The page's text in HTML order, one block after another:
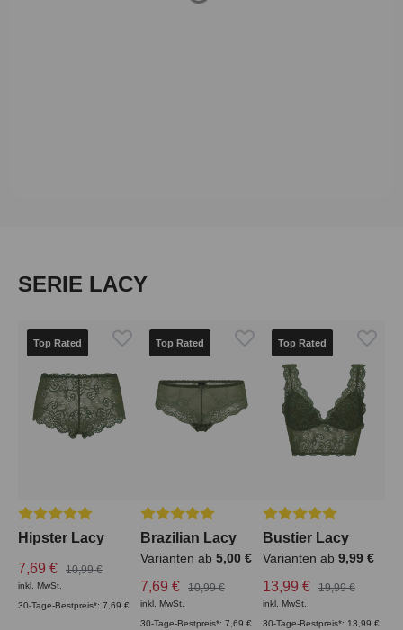
Produktgalerie überspringen
SERIE LACY
Top Rated
Durchschnittliche Bewertung von 5 von 5 Sternen
Hipster Lacy
7,69 €
10,99 €
inkl. MwSt.
30-Tage-Bestpreis*: 7,69 €
Top Rated
Durchschnittliche Bewertung von 5 von
Brazilian Lacy
Varianten ab 5,00 €
7,69 € 10,99 €
inkl. MwSt.
30-Tage-Bestpreis*: 7,69 €
Top Rated
Durchschnittliche
Bustier Lacy
Varianten ab 9,99 €
13,99 € 19,99 €
inkl. MwSt.
30-Tage-Bestpreis*: 13,99 €